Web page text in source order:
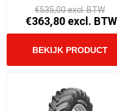
€535,00 excl. BTW
€363,80 excl. BTW